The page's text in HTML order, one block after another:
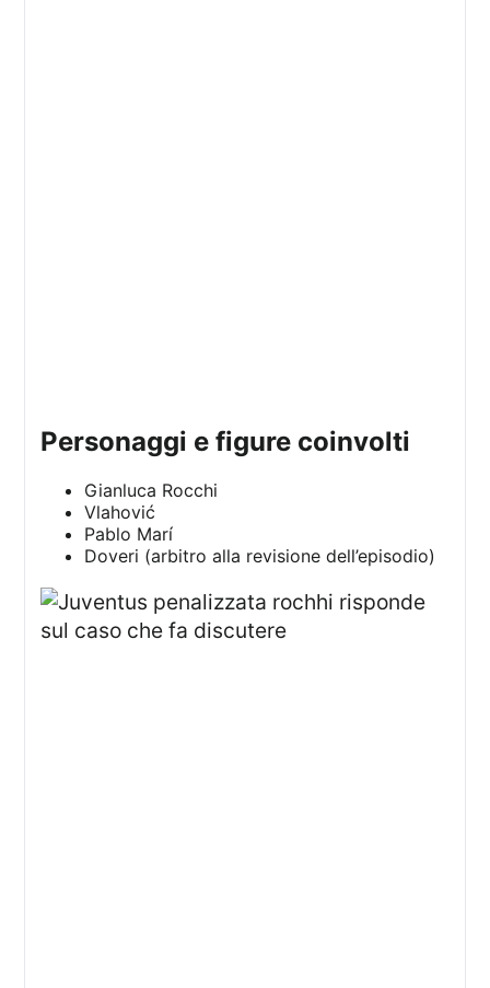
personaggi e figure coinvolti
Gianluca Rocchi
Vlahović
Pablo Marí
Doveri (arbitro alla revisione dell’episodio)